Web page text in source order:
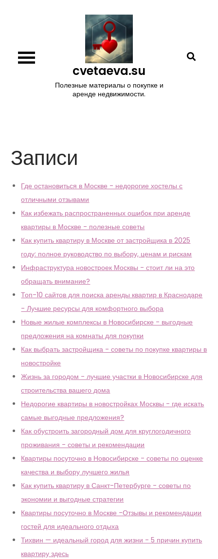
cvetaeva.su
Полезные материалы о покупке и
аренде недвижимости.
Записи
Где остановиться в Москве - недорогие хостелы с
отличными отзывами
Как избежать распространенных ошибок при аренде
квартиры в Москве - полезные советы
Как купить квартиру в Москве от застройщика в 2025
году: полное руководство по выбору, ценам и рискам
Инфраструктура новостроек Москвы - стоит ли на это
обращать внимание?
Топ-10 сайтов для поиска аренды квартир в Краснодаре
- Лучшие ресурсы для комфортного выбора
Новые жилые комплексы в Новосибирске - выгодные
предложения на комнаты для покупки
Как выбрать застройщика - советы по покупке квартиры в
новостройке
Жизнь за городом - лучшие участки в Новосибирске для
строительства вашего дома
Недорогие квартиры в новостройках Москвы - где искать
самые выгодные предложения?
Как обустроить загородный дом для круглогодичного
проживания - советы и рекомендации
Квартиры посуточно в Новосибирске - советы по оценке
качества и выбору лучшего жилья
Как купить квартиру в Санкт-Петербурге - советы по
экономии и выгодные стратегии
Квартиры посуточно в Москве -Отзывы и рекомендации
гостей для идеального отдыха
Тихвин — идеальный город для жизни - 5 причин купить
квартиру здесь